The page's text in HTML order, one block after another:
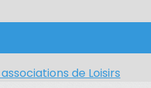
de Loisirs